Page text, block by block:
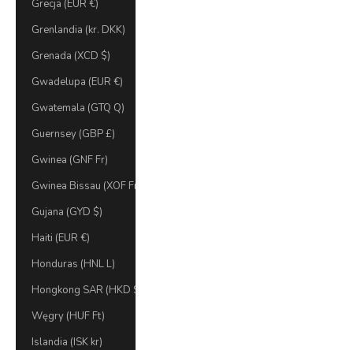
Grecja (EUR €)
Grenlandia (kr. DKK)
Grenada (XCD $)
Gwadelupa (EUR €)
Gwatemala (GTQ Q)
Guernsey (GBP £)
Gwinea (GNF Fr)
Gwinea Bissau (XOF Fr)
Gujana (GYD $)
Haiti (EUR €)
Honduras (HNL L)
Hongkong SAR (HKD $)
Węgry (HUF Ft)
Islandia (ISK kr)